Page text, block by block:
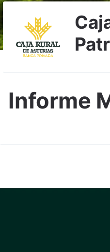
Informe